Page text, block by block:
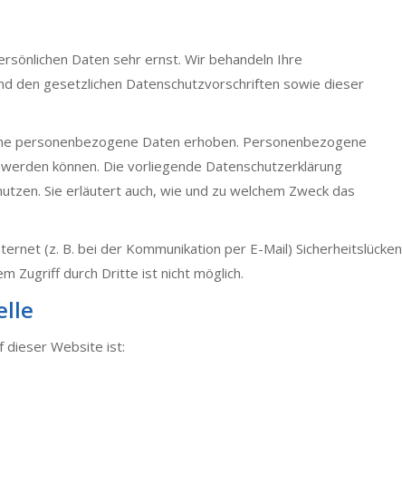
Daten sehr ernst. Wir behandeln Ihre
den gesetzlichen Datenschutzvorschriften sowie dieser
personenbezogene Daten erhoben. Personenbezogene
können. Die vorliegende Datenschutzerklärung
Sie erläutert auch, wie und zu welchem Zweck das
(z. B. bei der Kommunikation per E-Mail) Sicherheitslücken
Zugriff durch Dritte ist nicht möglich.
dieser Website ist: